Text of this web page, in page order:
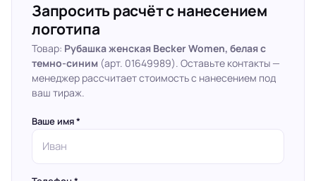
Запросить расчёт с нанесением
логотипа
Товар: Рубашка женская Becker Women, белая с
темно-синим (арт. 01649989). Оставьте контакты —
менеджер рассчитает стоимость с нанесением под
ваш тираж.
Ваше имя *